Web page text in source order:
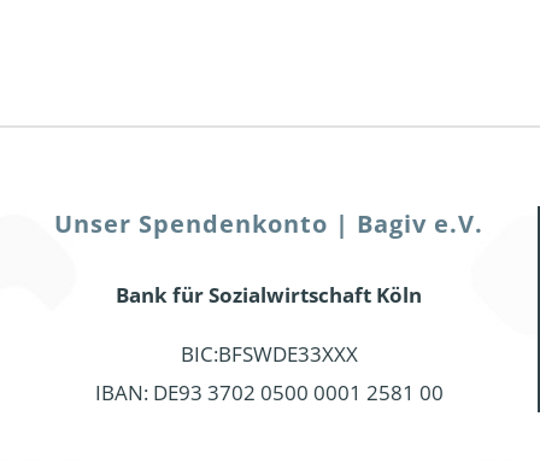
Unser Spendenkonto | Bagiv e.V.
Bank für Sozialwirtschaft Köln
BIC:BFSWDE33XXX
IBAN: DE93 3702 0500 0001 2581 00